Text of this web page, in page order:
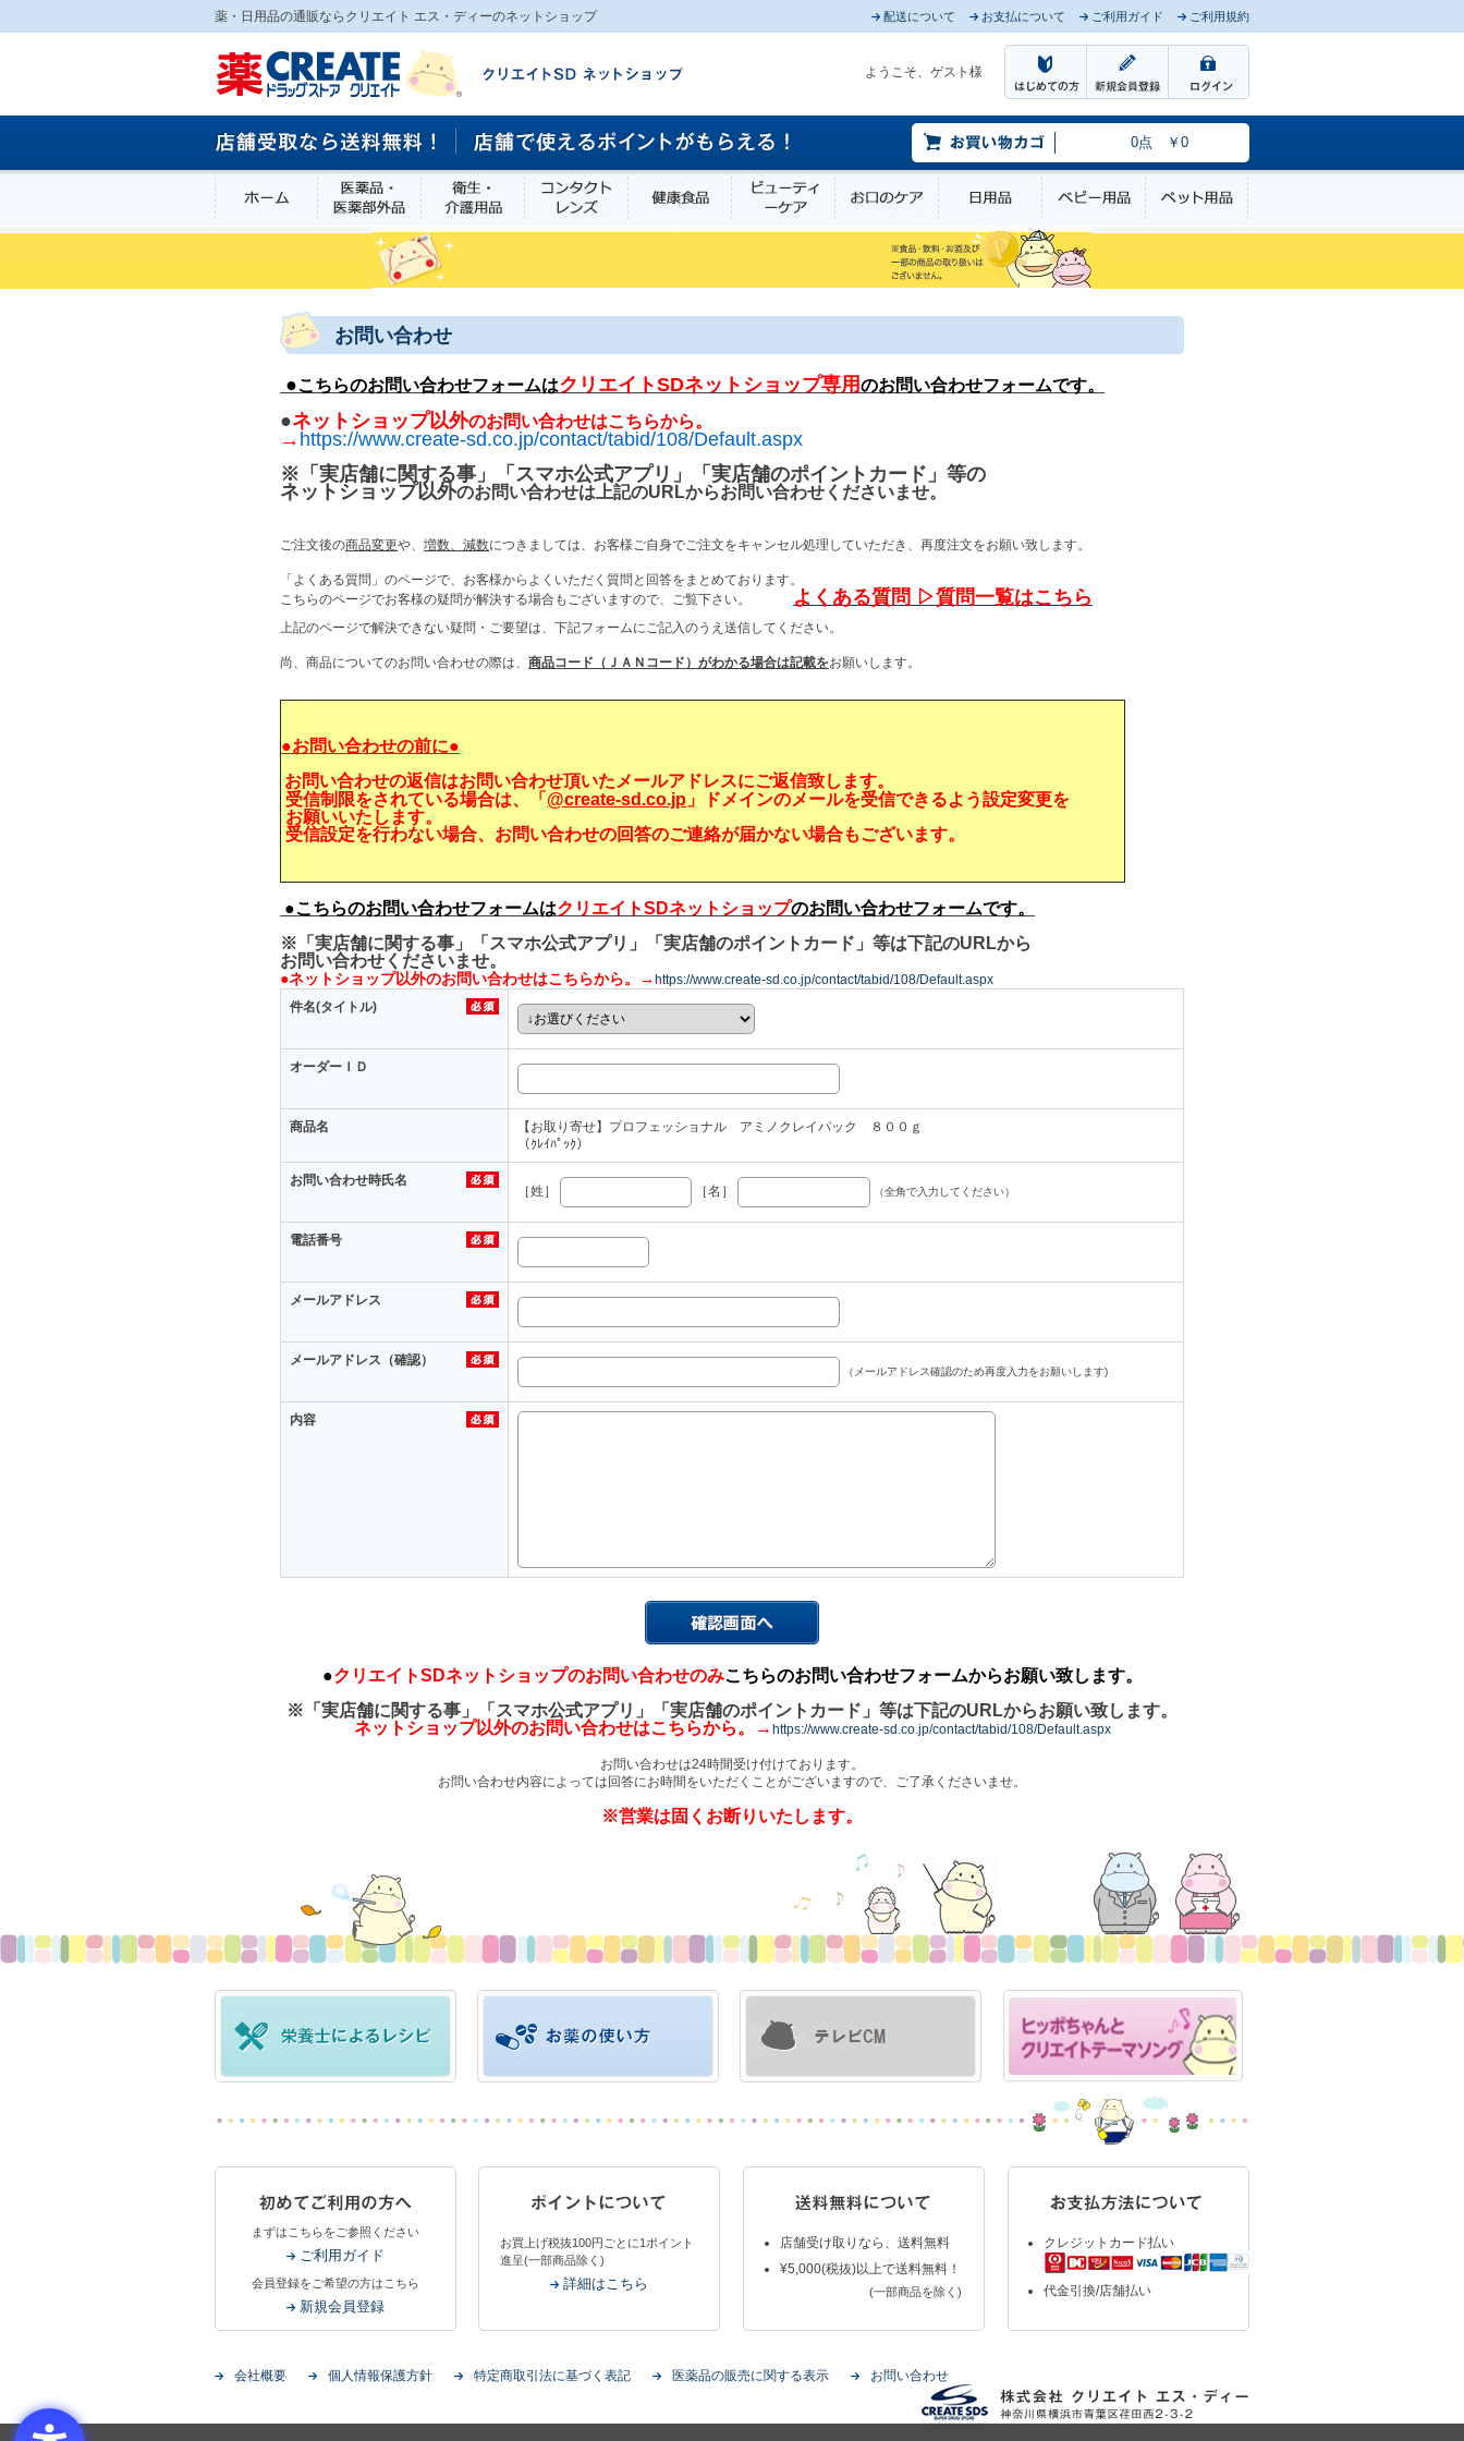
薬・日用品の通販ならクリエイト エス・ディーのネットショップ 配送について お支払について ご利用ガイド ご利用規約
ようこそ、ゲスト様
0点 ￥0
ホーム 医薬品・医薬部外品衛生・介護用品 コンタクトレンズ健康食品 ビューティーケアお口のケア 日用品 ベビー用品 ペット用品
お問い合わせ
●こちらのお問い合わせフォームはクリエイトSDネットショップ専用のお問い合わせフォームです。
●ネットショップ以外のお問い合わせはこちらから。
→ https://www.create-sd.co.jp/contact/tabid/108/Default.aspx
※「実店舗に関する事」「スマホ公式アプリ」「実店舗のポイントカード」等の
ネットショップ以外のお問い合わせは上記のURLからお問い合わせくださいませ。
ご注文後の商品変更や、 増数、減数につきましては、お客様ご自身でご注文をキャンセル処理していただき、再度注文をお願い致します。
「よくある質問」のページで、お客様からよくいただく質問と回答をまとめております。
こちらのページでお客様の疑問が解決する場合もございますので、ご覧下さい。
よくある質問 ▷質問一覧はこちら
上記のページで解決できない疑問・ご要望は、下記フォームにご記入のうえ送信してください。
尚、商品についてのお問い合わせの際は、 商品コード（ＪＡＮコード）がわかる場合は記載をお願いします。
●お問い合わせの前に●
お問い合わせの返信はお問い合わせ頂いたメールアドレスにご返信致します。
受信制限をされている場合は、「 @create-sd.co.jp 」ドメインのメールを受信できるよう設定変更を
お願いいたします。
受信設定を行わない場合、お問い合わせの回答のご連絡が届かない場合もございます。
●こちらのお問い合わせフォームはクリエイトSDネットショップのお問い合わせフォームです。
※「実店舗に関する事」「スマホ公式アプリ」「実店舗のポイントカード」等は下記のURLから
お問い合わせくださいませ。
●ネットショップ以外のお問い合わせはこちらから。→ https://www.create-sd.co.jp/contact/tabid/108/Default.aspx
件名(タイトル)
オーダーＩＤ
商品名
【お取り寄せ】プロフェッショナル アミノクレイパック ８００ｇ
（ｸﾚｲﾊﾟｯｸ）
お問い合わせ時氏名
［姓］ ［名］ （全角で入力してください）
電話番号
メールアドレス
メールアドレス（確認）
（メールアドレス確認のため再度入力をお願いします)
内容
●クリエイトSDネットショップのお問い合わせのみこちらのお問い合わせフォームからお願い致します。
※「実店舗に関する事」「スマホ公式アプリ」「実店舗のポイントカード」等は下記のURLからお願い致します。
ネットショップ以外のお問い合わせはこちらから。→ https://www.create-sd.co.jp/contact/tabid/108/Default.aspx
お問い合わせは24時間受け付けております。
お問い合わせ内容によっては回答にお時間をいただくことがございますので、ご了承くださいませ。
※営業は固くお断りいたします。
まずはこちらをご参照ください
ご利用ガイド
会員登録をご希望の方はこちら
新規会員登録
お買上げ税抜100円ごとに1ポイント
進呈(一部商品除く)
詳細はこちら
店舗受け取りなら、送料無料
¥5,000(税抜)以上で送料無料！
(一部商品を除く)
クレジットカード払い
代金引換/店舗払い
会社概要 個人情報保護方針 特定商取引法に基づく表記 医薬品の販売に関する表示 お問い合わせ